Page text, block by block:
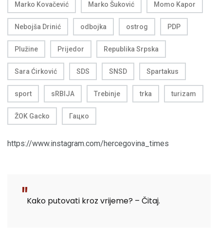
Marko Kovačević Marko Šuković Momo Kapor
Nebojša Drinić odbojka ostrog PDP
Plužine Prijedor Republika Srpska
Sara Ćirković SDS SNSD Spartakus
sport sRBIJA Trebinje trka turizam
ŽOK Gacko Гацко
https://www.instagram.com/hercegovina_times
Kako putovati kroz vrijeme? – Čitaj.